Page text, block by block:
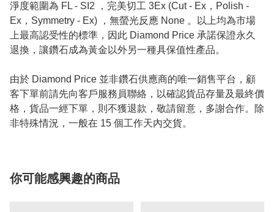
淨度範圍為 FL - SI2 ，完美切工 3Ex (Cut - Ex，Polish -
Ex，Symmetry - Ex) ，無螢光反應 None 。以上均為市場
上最高認受性的標準，因此 Diamond Price 承諾保證永久
退換，讓鑽石成為黃金以外另一種具保值性產品。
由於 Diamond Price 並非鑽石供應商的唯一銷售平台，顧
客下單前請先向客戶服務員聯絡，以確認貨品存量及最終價
格，貨品一經下單，則不獲退款，敬請留意，多謝合作。除
非特殊情況，一般在 15 個工作天內交貨。
你可能感興趣的商品